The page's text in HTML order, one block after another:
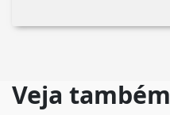
Veja também